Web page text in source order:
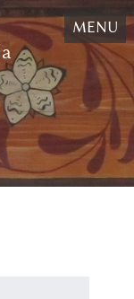
MENU